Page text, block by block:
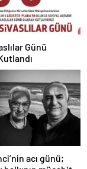
Günü
acı günü;